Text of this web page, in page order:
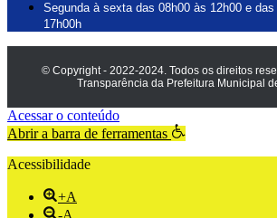
Segunda à sexta das 08h00 às 12h00 e das
17h00h
© Copyright - 2022-2024. Todos os direitos
Transparência da Prefeitura Municipal
Acessar o conteúdo
Abrir a barra de ferramentas
Acessibilidade
+A
-A